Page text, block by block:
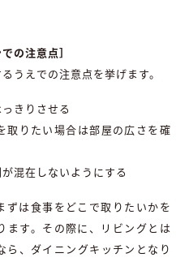
の注意点］
うえでの注意点を挙げます。
きりさせる
取りたい場合は部屋の広さを確
混在しないようにする
ずは食事をどこで取りたいかを
ます。その際に、リビングとは
ら、ダイニングキッチンとなり